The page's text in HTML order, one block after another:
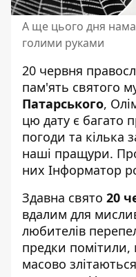
А ще цього дня
голими руками
20 червня
пам'ять святого
Патарського,
цю дату є багато
погоди та кілька
наші пращури.
них Інформатор
Здавна свято 20
вдалим для
любителів
предки помітили,
масово